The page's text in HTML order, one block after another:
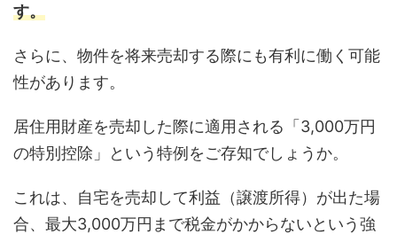
す。
さらに、物件を将来売却する際にも有利に働く可能
性があります。
居住用財産を売却した際に適用される「3,000万円
の特別控除」という特例をご存知でしょうか。
これは、自宅を売却して利益（譲渡所得）が出た場
合、最大3,000万円まで税金がかからないという強